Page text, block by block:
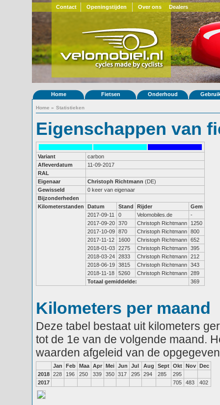
Contact Openingstijden Over ons Dealers
Home Fietsen Onderhoud
Home » Statistieken
Eigenschappen van
Variant
carbon
Afleverdatum
11-09-2017
RAL
Eigenaar
Christoph Richtmann (DE)
Gewisseld
0 keer van eigenaar
Bijzonderheden
Kilometerstanden
Datum Stand Rijder
Gem
2017-09-11
0 Velomobiles.de
-
2017-09-20 370 Christoph Richtmann
1250
2017-10-09 870 Christoph Richtmann 800
2017-11-12
1600 Christoph Richtmann 652
2018-01-03 2275 Christoph Richtmann 395
2018-03-24 2833 Christoph Richtmann 212
2018-06-19 3815 Christoph Richtmann 343
2018-11-18
5260 Christoph Richtmann 289
Totaal gemiddelde:
369
Kilometers per maand
Deze tabel bestaat uit kilometers
tot de 1e van de volgende maand.
waarden afgeleid van de
Jan Feb Maa Apr Mei Jun Jul Aug Sept Okt Nov Dec
2018 228 196 250 339 350 317 295 294 285
295
2017
705 483 402